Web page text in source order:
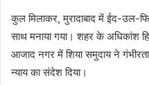
कुल मिलाकर, मुरादाबाद में ईद-उल-
साथ मनाया गया। शहर के अधिकांश
आजाद नगर में शिया समुदाय ने
न्याय का संदेश दिया।